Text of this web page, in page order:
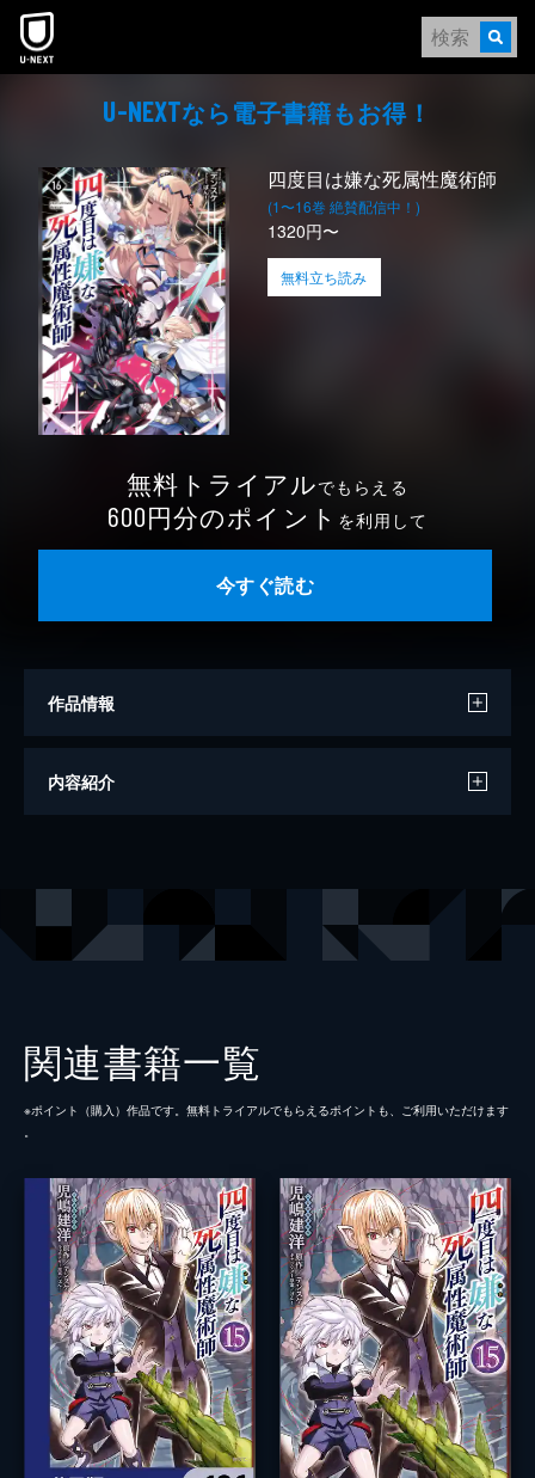
本文へスキップ
U-NEXTなら電⼦書籍もお得！
四度目は嫌な死属性魔術師
(1〜16巻 絶賛配信中！)
1320円〜
無料立ち読み
無料トライアルでもらえる
600円分のポイント を利用して
今すぐ読む
作品情報
著者
内容紹介
関連書籍一覧
※ポイント（購⼊）作品です。無料トライアルでもらえるポイントも、ご利⽤いただけます
。